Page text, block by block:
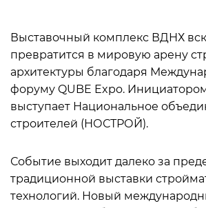
Выставочный комплекс ВДНХ
превратится в мировую арену
архитектуры благодаря
форуму QUBE Expo.
выступает Национальное
строителей (НОСТРОЙ).
Событие выходит далеко за
традиционной выставки
технологий. Новый